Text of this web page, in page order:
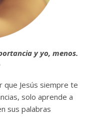
y yo, menos.
Jesús siempre te
solo aprende a
sus palabras